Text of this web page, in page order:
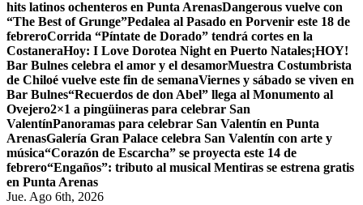
hits latinos ochenteros en Punta ArenasDangerous vuelve con
“The Best of Grunge”Pedalea al Pasado en Porvenir este 18 de
febreroCorrida “Píntate de Dorado” tendrá cortes en la
CostaneraHoy: I Love Dorotea Night en Puerto Natales¡HOY!
Bar Bulnes celebra el amor y el desamorMuestra Costumbrista
de Chiloé vuelve este fin de semanaViernes y sábado se viven en
Bar Bulnes“Recuerdos de don Abel” llega al Monumento al
Ovejero2×1 a pingüineras para celebrar San
ValentínPanoramas para celebrar San Valentín en Punta
ArenasGalería Gran Palace celebra San Valentín con arte y
música“Corazón de Escarcha” se proyecta este 14 de
febrero“Engaños”: tributo al musical Mentiras se estrena gratis
en Punta Arenas
Jue. Ago 6th, 2026